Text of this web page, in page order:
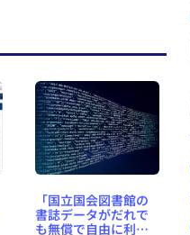
「国立国会図書館の
書誌データがだれで
も無償で自由に利用